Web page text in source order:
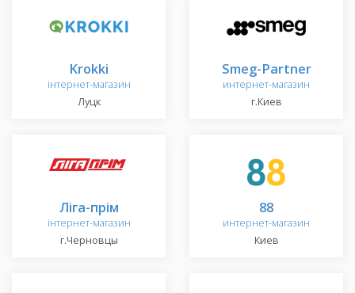
Krokki
інтернет-магазин
Луцк
Smeg-Partner
интернет-магазин
г.Киев
Ліга-прім
інтернет-магазин
г.Черновцы
88
интернет-магазин
Киев